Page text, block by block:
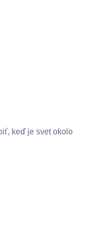
keď je svet okolo